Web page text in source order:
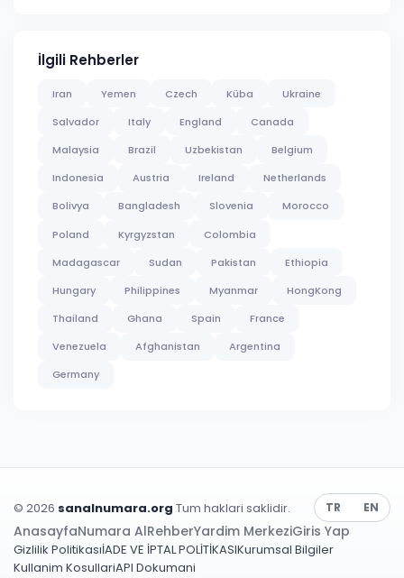
İlgili Rehberler
Iran Yemen Czech Küba
Ukraine
Salvador
Italy England
Canada
Malaysia
Brazil Uzbekistan
Belgium
Indonesia
Austria Ireland
Netherlands
Bolivya
Bangladesh Slovenia
Morocco
Poland
Kyrgyzstan
Colombia
Madagascar
Sudan Pakistan
Ethiopia
Hungary
Philippines Myanmar
HongKong
Thailand
Ghana Spain
France
Venezuela
Afghanistan
Argentina
Germany
© 2026 sanalnumara.org Tum haklari saklidir. TR EN
AnasayfaNumara AlRehberYardim MerkeziGiris Yap
Gizlilik PolitikasıİADE VE İPTAL POLİTİKASIKurumsal Bilgiler
Kullanim KosullariAPI Dokumani